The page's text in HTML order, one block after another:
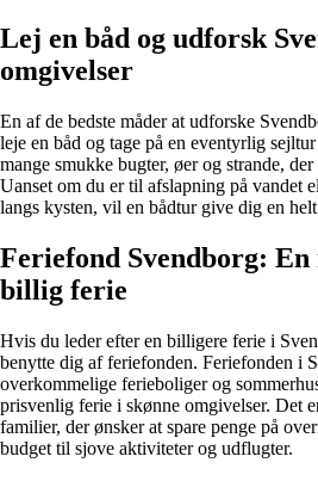
Lej en båd og udforsk
omgivelser
En af de bedste måder at udforske
leje en båd og tage på en eventyrlig
mange smukke bugter, øer og strande,
Uanset om du er til afslapning på vandet
langs kysten, vil en bådtur give dig en
Feriefond Svendborg:
billig ferie
Hvis du leder efter en billigere ferie i
benytte dig af feriefonden. Feriefonden i
overkommelige ferieboliger og
prisvenlig ferie i skønne omgivelser. Det
familier, der ønsker at spare penge på
budget til sjove aktiviteter og udflugter.